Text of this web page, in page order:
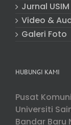
Jurnal USIM
Video &
Galeri Foto
HUBUNGI KAMI
Pusat
Universiti
Bandar Baru